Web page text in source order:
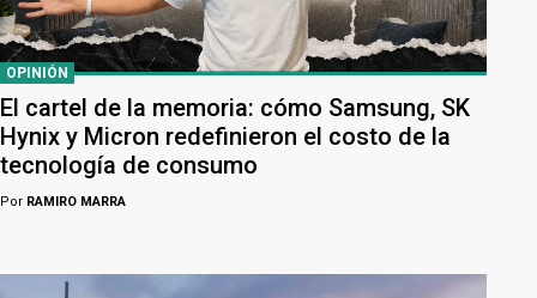
OPINIÓN
El cartel de la memoria: cómo Samsung, SK
Hynix y Micron redefinieron el costo de la
tecnología de consumo
Por RAMIRO MARRA